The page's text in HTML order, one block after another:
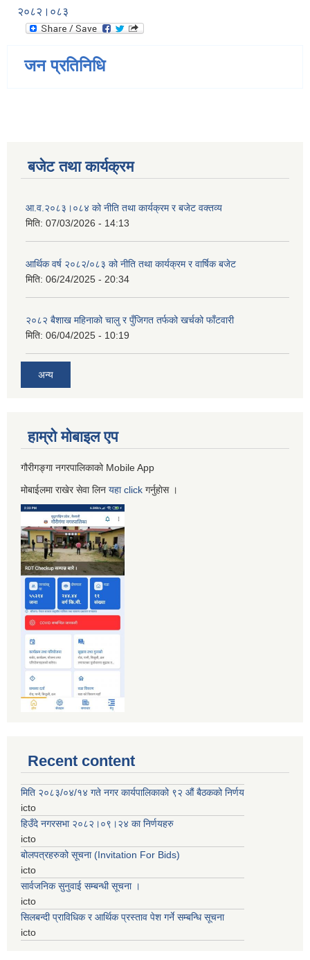
२०८२।०८३
जन प्रतिनिधि
बजेट तथा कार्यक्रम
आ.व.२०८३।०८४ को नीति तथा कार्यक्रम र बजेट वक्तव्य
मिति: 07/03/2026 - 14:13
आर्थिक वर्ष २०८२/०८३ को नीति तथा कार्यक्रम र वार्षिक बजेट
मिति: 06/24/2025 - 20:34
२०८२ बैशाख महिनाको चालु र पुँजिगत तर्फको खर्चको फाँटवारी
मिति: 06/04/2025 - 10:19
अन्य
हाम्रो माेबाइल एप
गौरीगङ्गा नगरपालिकाको Mobile App
मोबाईलमा राखेर सेवा लिन यहाclick गर्नुहाेस ।
Recent content
मिति २०८३/०४/१४ गते नगर कार्यपालिकाको ९२ ‌‍औं बैठकको निर्णय
icto
हिउँदे नगरसभा २०८२।०९।२४ का निर्णयहरु
icto
बोलपत्रहरुको सूचना (Invitation For Bids)
icto
सार्वजनिक सुनुवाई सम्बन्धी सूचना ।
icto
सिलबन्दी प्राविधिक र आर्थिक प्रस्ताव पेश गर्ने सम्बन्धि सूचना
icto